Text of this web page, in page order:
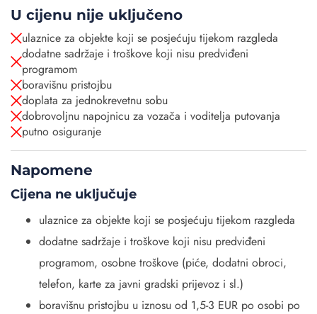
U cijenu nije uključeno
ulaznice za objekte koji se posjećuju tijekom razgleda
dodatne sadržaje i troškove koji nisu predviđeni
programom
boravišnu pristojbu
doplata za jednokrevetnu sobu
dobrovoljnu napojnicu za vozača i voditelja putovanja
putno osiguranje
Napomene
Cijena ne uključuje
ulaznice za objekte koji se posjećuju tijekom razgleda
dodatne sadržaje i troškove koji nisu predviđeni
programom, osobne troškove (piće, dodatni obroci,
telefon, karte za javni gradski prijevoz i sl.)
boravišnu pristojbu u iznosu od 1,5-3 EUR po osobi po